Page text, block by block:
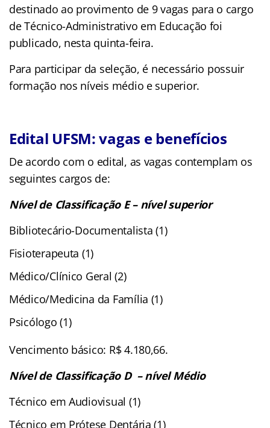
destinado ao provimento de 9 vagas para o cargo
de Técnico-Administrativo em Educação foi
publicado, nesta quinta-feira.
Para participar da seleção, é necessário possuir
formação nos níveis médio e superior.
Edital UFSM: vagas e benefícios
De acordo com o edital, as vagas contemplam os
seguintes cargos de:
Nível de Classificação E – nível superior
Bibliotecário-Documentalista (1)
Fisioterapeuta (1)
Médico/Clínico Geral (2)
Médico/Medicina da Família (1)
Psicólogo (1)
Vencimento básico: R$ 4.180,66.
Nível de Classificação D – nível Médio
Técnico em Audiovisual (1)
Técnico em Prótese Dentária (1)